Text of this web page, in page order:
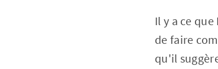
Il y a ce
de faire
qu'il